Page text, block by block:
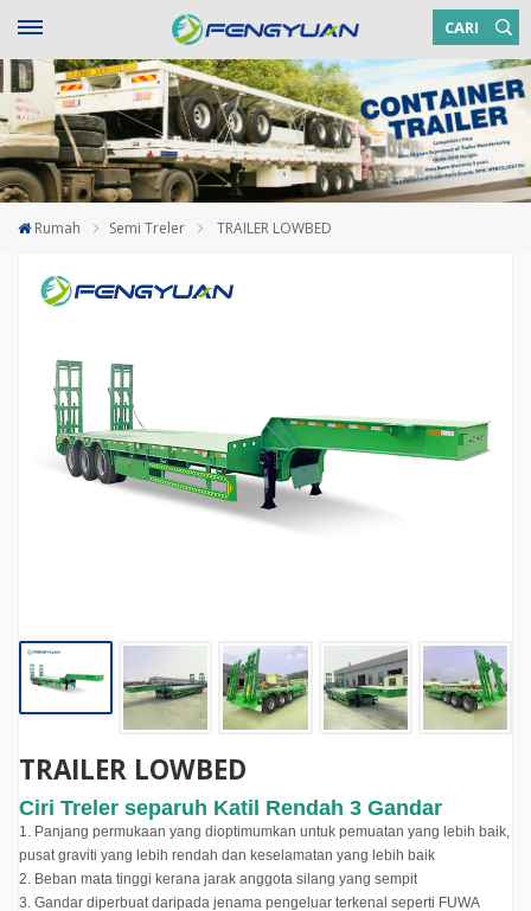
CARI
Rumah Semi Treler TRAILER LOWBED
TRAILER LOWBED
Ciri Treler separuh Katil Rendah 3 Gandar
1. Panjang permukaan yang dioptimumkan untuk pemuatan yang lebih baik,
pusat graviti yang lebih rendah dan keselamatan yang lebih baik
2. Beban mata tinggi kerana jarak anggota silang yang sempit
3. Gandar diperbuat daripada jenama pengeluar terkenal seperti FUWA